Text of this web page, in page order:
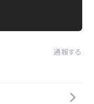
通報する